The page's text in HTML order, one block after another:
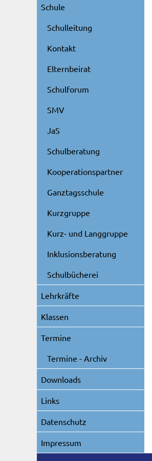
Schule
Schulleitung
Kontakt
Elternbeirat
Schulforum
SMV
JaS
Schulberatung
Kooperationspartner
Ganztagsschule
Kurzgruppe
Kurz- und Langgruppe
Inklusionsberatung
Schulbücherei
Lehrkräfte
Klassen
Termine
Termine - Archiv
Downloads
Links
Datenschutz
Impressum